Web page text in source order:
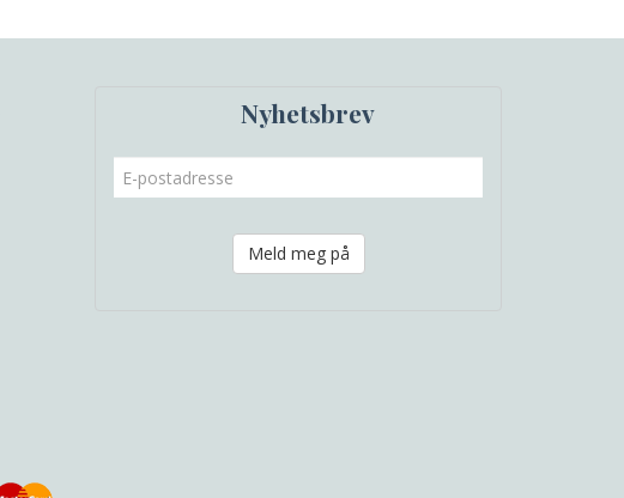
Nyhetsbrev
Meld meg på